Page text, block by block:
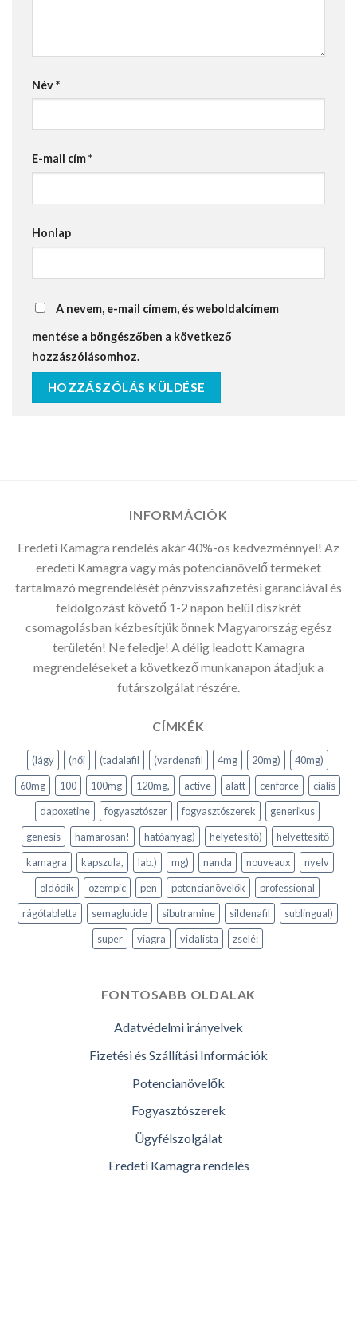
Név*
E-mail cím*
Honlap
A nevem, e-mail címem, és weboldalcímem
mentése a böngészőben a következő
hozzászólásomhoz.
INFORMÁCIÓK
Eredeti Kamagra rendelés akár 40%-os kedvezménnyel! Az
eredeti Kamagra vagy más potencianövelő terméket
tartalmazó megrendelését pénzvisszafizetési garanciával és
feldolgozást követő 1-2 napon belül diszkrét
csomagolásban kézbesítjük önnek Magyarország egész
területén! Ne feledje! A délig leadott Kamagra
megrendeléseket a következő munkanapon átadjuk a
futárszolgálat részére.
CÍMKÉK
(lágy (női (tadalafil (vardenafil 4mg 20mg)
40mg)
60mg
100 100mg 120mg, active alatt cenforce
cialis
dapoxetine
fogyasztószer fogyasztószerek
generikus
genesis
hamarosan! hatóanyag) helyetesitő)
helyettesítő
kamagra
kapszula, lab.) mg) nanda nouveaux
nyelv
oldódik
ozempic pen potencianövelők
professional
rágótabletta
semaglutide sibutramine sildenafil
sublingual)
super
viagra vidalista zselé:
FONTOSABB OLDALAK
Adatvédelmi irányelvek
Fizetési és Szállítási Információk
Potencianövelők
Fogyasztószerek
Ügyfélszolgálat
Eredeti Kamagra rendelés